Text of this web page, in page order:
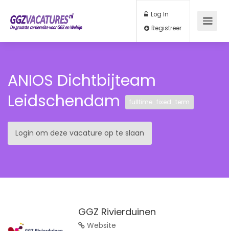
Registreer
ANIOS Dichtbijteam
Leidschendam
fulltime_fixed_term
Login om deze vacature op te slaan
GGZ Rivierduinen
Website